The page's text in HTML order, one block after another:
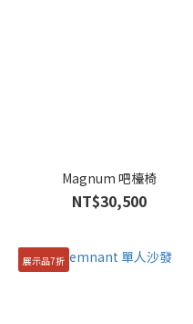
Magnum 吧檯椅
NT$30,500
展示品7折